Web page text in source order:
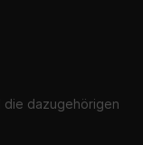
dazugehörigen